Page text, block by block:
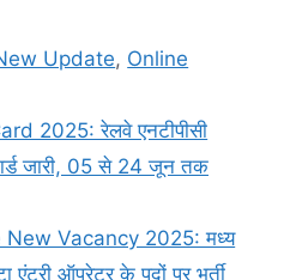
Update, Online
2025: रेलवे एनटीपीसी
जारी, 05 से 24 जून तक
Vacancy 2025: मध्य
एंट्री ऑपरेटर के पदों पर भर्ती